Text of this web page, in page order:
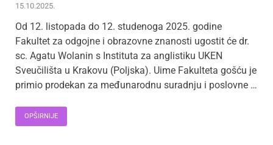
15.10.2025.
Od 12. listopada do 12. studenoga 2025. godine
Fakultet za odgojne i obrazovne znanosti ugostit će dr.
sc. Agatu Wolanin s Instituta za anglistiku UKEN
Sveučilišta u Krakovu (Poljska). Uime Fakulteta gošću je
primio prodekan za međunarodnu suradnju i poslovne …
OPŠIRNIJE